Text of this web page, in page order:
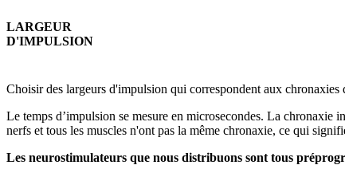
LARGEUR
D'IMPULSION
Choisir des largeurs d'impulsion qui correspondent aux
Le temps d’impulsion se mesure en microsecondes. La chronaxie
nerfs et tous les muscles n'ont pas la même chronaxie, ce qui
Les neurostimulateurs que nous distribuons sont tous